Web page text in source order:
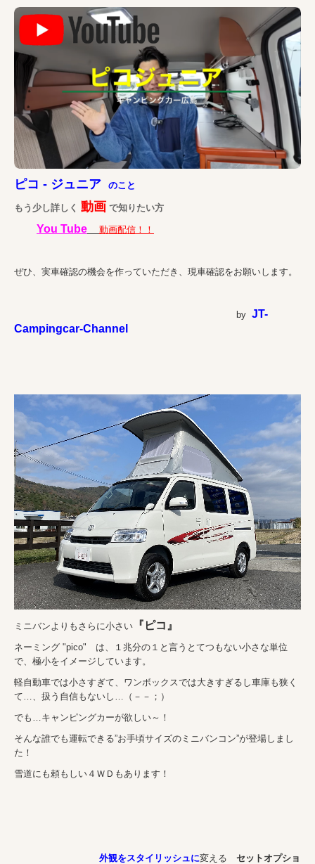
ピコ - ジュニア のこと
もう少し詳しく 動画 で知りたい方
You Tube 動画配信！！
ぜひ、実車確認の機会を作っていただき、現車確認をお願いします。
by JT-
Campingcar-Channel
ミニバンよりもさらに小さい 『ピコ』
ネーミング "pico" は、１兆分の１と言うとてつもない小さな単位
で、極小をイメージしています。
軽自動車では小さすぎて、ワンボックスでは大きすぎるし車庫も狭く
て…、扱う自信もないし…（－－；）
でも…キャンピングカーが欲しい～！
そんな誰でも運転できる”お手頃サイズのミニバンコン”が登場しまし
た！
雪道にも頼もしい４ＷＤもあります！
外観をスタイリッシュに変える セットオプショ